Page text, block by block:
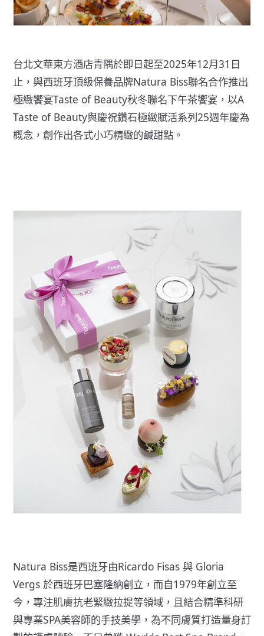
台北文華東方酒店青隅於即日起至2025年12月31日
止，與西班牙頂級保養品牌Natura Biss聯名合作推出
極緻饗宴Taste of Beauty秋冬聯名下午茶饗宴，以A
Taste of Beauty與慶祝鑽石極緻賦活系列25週年慶為
概念，創作出各式小巧精緻的鹹甜點。
Natura Biss是西班牙由Ricardo Fisas 與 Gloria
Vergs 於西班牙巴塞隆納創立，而自1979年創立至
今，專注肌膚抗老緊緻拉提等領域，且結合精準科研
與專業SPA美容師的手技美學，為不同膚質打造量身訂